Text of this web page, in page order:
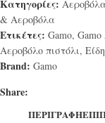
Κατηγορίες:
& Αεροβόλα
Ετικέτες: Gamo,
Αεροβόλο πιστόλι,
Brand: Gamo
Share:
ΠΕΡΙΓΡΑΦΉ